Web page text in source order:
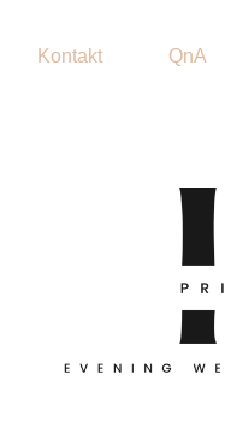
Kontakt QnA